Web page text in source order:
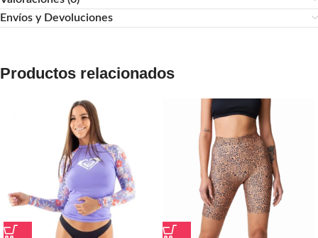
Envíos y Devoluciones
Productos relacionados